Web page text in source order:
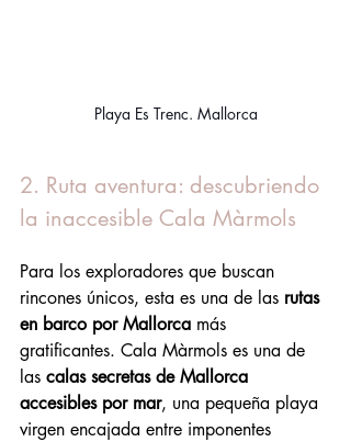
Playa Es Trenc. Mallorca
2. Ruta aventura: descubriendo
la inaccesible Cala Màrmols
Para los exploradores que buscan
rincones únicos, esta es una de las rutas
en barco por Mallorca más
gratificantes. Cala Màrmols es una de
las calas secretas de Mallorca
accesibles por mar, una pequeña playa
virgen encajada entre imponentes